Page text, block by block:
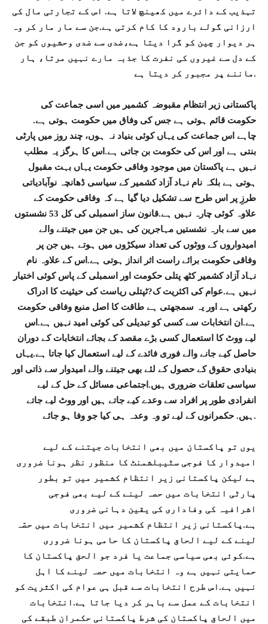
تہذیب کے دائرے میں کھینچ لاتا ہے. اس کے تجارتی مال کی
ارزانی گولے بارود کا کام کرتی ہے.جن سے مار مار کر وہ
ہر دیوار چین کو گرا دیتا ہے،ضدی سے ضدی وحشیوں کو جن
کے دل سے غیروں کی نفرت کا جذبہ مارے نہیں مرتا، ہار
ماننے پر مجبور کر دیتا ہے.
پاکستانی زیر انتظام مقبوضہ کشمیر میں اسی جماعت کی
حکومت قائم ہوتی ہے جس کی وفاق میں حکومت ہوتی ہے.
چاہے اس جماعت کی یہاں کوئی بنیاد نہ ہوں، چند روز میں پارٹی
بنتی ہے اور اس کی حکومت بن جاتی ہے.اس کا ہرگز یہ مطلب
نہیں ہے پاکستان میں موجود وفاقی حکومت یہاں بہت مقبول
ہوتی ہے بلکہ نام نہاد آزاد کشمیر کے سیاسی ڈھانچہ نوآبادیاتی
طرزِ پر اس طرح سے تشکیل دیا گیا ہے کہ وفاقی حکومت کے
علاوہ کوئی چارہ نہیں ہے.قانون ساز اسمبلی کی کل 53 نشستوں
میں سے بارہ نشستیں مہاجرین کی ہیں جن میں جیتنے والے
امیدواروں کے ووٹوں کی تعداد سیکڑوں میں ہوتے ہیں جن پر
وفاقی حکومت برائے راست اثر انداز ہوتی ہے.اس کے علاوہ نام
نہاد آزاد کشمیر کٹھ پتلی حکومت اور اسمبلی کے پاس کوئی اختیار
نہیں ہے.عوام کی اکثریت ک?ٹپتلی ریاست کی حیثیت کا ادراک
رکھتی ہے اور یہ سمجھتی ہے طاقت کا اصل منبع وفاقی حکومت
ہے.ان انتخابات سے کسی کو تبدیلی کی کوئی امید نہیں ہے.اس
لیے ووٹ کا استعمال کسی بڑے مقصد کے بجائے انتخابات کے دوران
حاصل کیے جانے والے فوری فائدے کے لیے استعمال کیا جاتا ہے.یہاں
بنیادی حقوق کے حصول کے لئے بھی جیتنے والے امیدوار سے ذاتی اور
سیاسی تعلقات ضروری ہیں.اجتماعی مسائل کے حل کے لیے
انفرادی طور پر افراد سے وعدے کیے جاتے ہیں اور ووٹ لیے جاتے
ہیں. حکمرانوں کے لیے تو وہ وعدہ ہی کیا جو وفا ہو جائے.
یوں تو پاکستان میں بھی انتخابات جیتنے کے لیے
امیدوار کا فوجی سٹیبلشمنٹ کا منظور نظر ہونا ضروری
ہے لیکن پاکستانی زیر انتظام کشمیر میں تو بطور
پارٹی انتخابات میں حصہ لینے کے لیے بھی فوجی
اشرافیہ کی وفاداری کی یقین دہانی ضروری
ہے.پاکستانی زیر انتظام کشمیر میں انتخابات میں حصّہ
لینے کے لیے الحاق پاکستان کا حامی ہونا ضروری
ہے.کوئی بھی سیاسی جماعت یا فرد جو الحق پاکستان کا
حمایتی نہیں ہے وہ انتخابات میں حصہ لینے کا اہل
نہیں ہے.اس طرح انتخابات سے قبل ہی عوام کی اکثریت کو
انتخابات کے عمل سے باہر کر دیا جاتا ہے.انتخابات
میں الحاق پاکستان کی شرط پاکستانی حکمران طبقے کی